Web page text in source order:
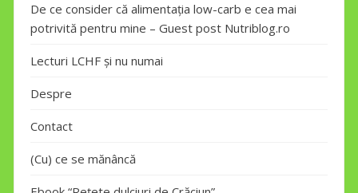
De ce consider că alimentația low-carb e cea mai
potrivită pentru mine – Guest post Nutriblog.ro
Lecturi LCHF și nu numai
Despre
Contact
(Cu) ce se mănâncă